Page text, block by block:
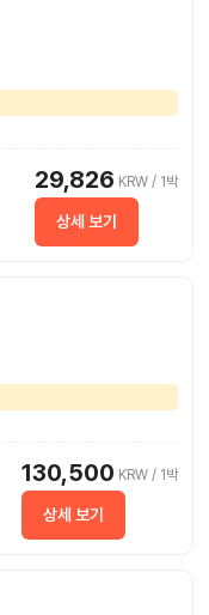
29,826 KRW / 1박
상세 보기
130,500 KRW / 1박
상세 보기